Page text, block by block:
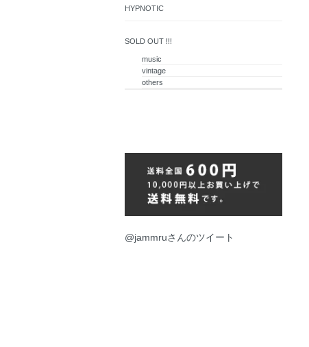
HYPNOTIC
SOLD OUT !!!
music
vintage
others
@jammruさんのツイート